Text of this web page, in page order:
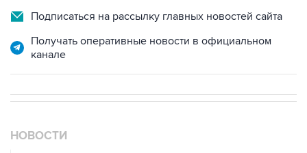
Подписаться на рассылку главных новостей сайта
Получать оперативные новости в официальном
канале
НОВОСТИ